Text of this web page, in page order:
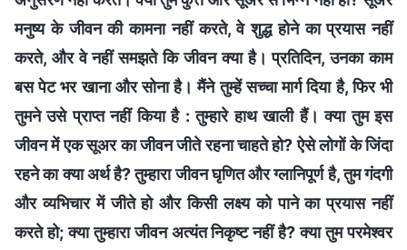
मनुष्य के जीवन की कामना नहीं करते, वे शुद्ध होने का प्रयास नहीं
करते, और वे नहीं समझते कि जीवन क्या है। प्रतिदिन, उनका काम
बस पेट भर खाना और सोना है। मैंने तुम्‍हें सच्चा मार्ग दिया है, फिर भी
तुमने उसे प्राप्त नहीं किया है : तुम्‍हारे हाथ खाली हैं। क्या तुम इस
जीवन में एक सूअर का जीवन जीते रहना चाहते हो? ऐसे लोगों के जिंदा
रहने का क्या अर्थ है? तुम्‍हारा जीवन घृणित और ग्लानिपूर्ण है, तुम गंदगी
और व्यभिचार में जीते हो और किसी लक्ष्य को पाने का प्रयास नहीं
करते हो; क्या तुम्‍हारा जीवन अत्यंत निकृष्ट नहीं है? क्या तुम परमेश्वर